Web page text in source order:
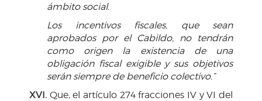
ámbito social.
Los incentivos fiscales, que sean
aprobados por el Cabildo, no tendrán
como origen la existencia de una
obligación fiscal exigible y sus objetivos
serán siempre de beneficio colectivo.”
XVI. Que, el artículo 274 fracciones IV y VI del